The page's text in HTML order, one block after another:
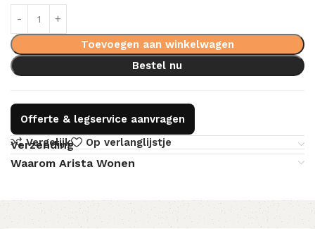
Toevoegen aan winkelwagen
Bestel nu
Offerte & legservice aanvragen
Vergelijk
Op verlanglijstje
Verzending
Waarom Arista Wonen